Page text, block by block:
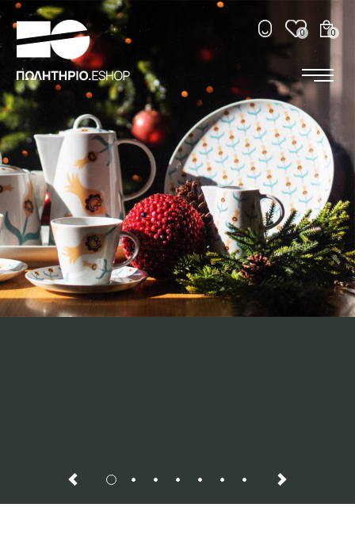
0 0
ΕΛ ENG
SEARCH